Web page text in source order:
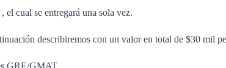
el cual se entregará una sola vez.
describiremos con un valor en total de $30 mil
GRE/GMAT